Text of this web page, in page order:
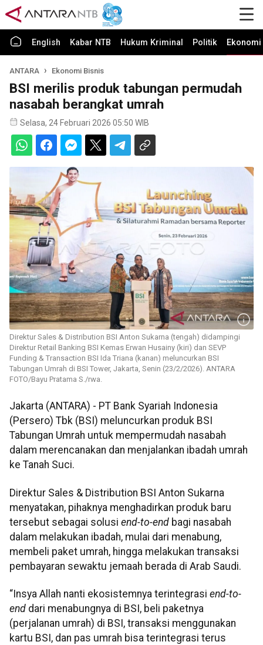
English Kabar NTB Hukum Kriminal Politik
ANTARA Ekonomi Bisnis
BSI merilis produk tabungan permudah
nasabah berangkat umrah
Selasa, 24 Februari 2026 05:50 WIB
Direktur Sales & Distribution BSI Anton Sukarna (tengah) didampingi
Direktur Retail Banking BSI Kemas Erwan Husainy (kiri) dan SEVP
Funding & Transaction BSI Ida Triana (kanan) meluncurkan BSI
Tabungan Umrah di BSI Tower, Jakarta, Senin (23/2/2026). ANTARA
FOTO/Bayu Pratama S./rwa.
Jakarta (ANTARA) - PT Bank Syariah Indonesia
(Persero) Tbk (BSI) meluncurkan produk BSI
Tabungan Umrah untuk mempermudah nasabah
dalam merencanakan dan menjalankan ibadah umrah
ke Tanah Suci.
Direktur Sales & Distribution BSI Anton Sukarna
menyatakan, pihaknya menghadirkan produk baru
tersebut sebagai solusi end-to-end bagi nasabah
dalam melakukan ibadah, mulai dari menabung,
membeli paket umrah, hingga melakukan transaksi
pembayaran sewaktu jemaah berada di Arab Saudi.
“Insya Allah nanti ekosistemnya terintegrasi end-to-
end dari menabungnya di BSI, beli paketnya
(perjalanan umrah) di BSI, transaksi menggunakan
kartu BSI, dan pas umrah bisa terintegrasi terus